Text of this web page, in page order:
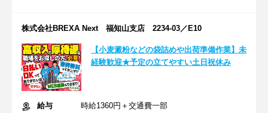
株式会社BREXA Next 福知山支店 2234-03／E10
【小麦澱粉などの袋詰めや出荷準備作業】未
経験歓迎★予定の立てやすい土日祝休み
給与
時給1360円＋交通費一部